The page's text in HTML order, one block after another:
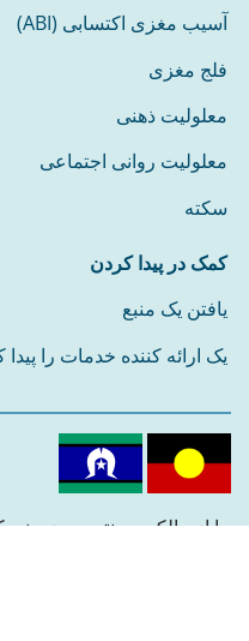
آسیب مغزی اکتسابی (ABI)
فلج مغزی
معلولیت ذهنی
معلولیت روانی اجتماعی
سکته
کمک در پیدا کردن
یافتن یک منبع
یک ارائه کننده خدمات را پیدا
ما از مالکین سنتی سرزمینی